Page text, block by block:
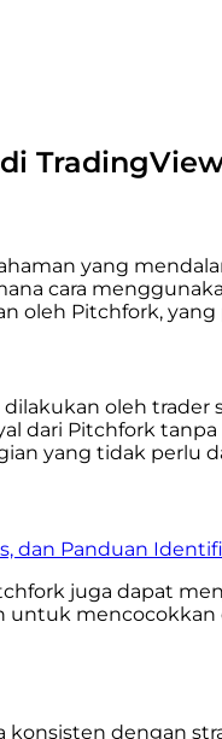
yang
cara
oleh Pitchfork,
oleh
dari Pitchfork
yang tidak perlu
dan Panduan
juga dapat
untuk
dengan